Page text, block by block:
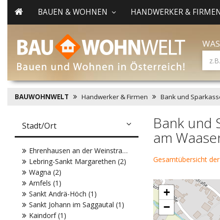
BAUEN & WOHNEN HANDWERKER &
BAUWOHNWELT Handwerker & Firmen Bank und
Bank und
am
Gesamtübersicht
+
−
Stadt/Ort
Ehrenhausen an der Weinstraße (2)
Lebring-Sankt Margarethen (2)
Wagna (2)
Arnfels (1)
Sankt Andrä-Höch (1)
Sankt Johann im Saggautal (1)
Kaindorf (1)